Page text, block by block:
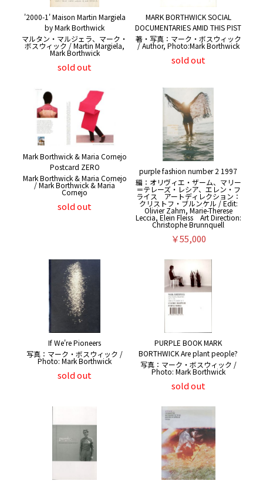
'2000-1' Maison Martin Margiela
by Mark Borthwick
マルタン・マルジェラ、マーク・
ボスウィック / Martin Margiela,
Mark Borthwick
sold out
MARK BORTHWICK SOCIAL
DOCUMENTARIES AMID THIS PIST
著・写真：マーク・ボスウィック
/ Author, Photo:Mark Borthwick
sold out
Mark Borthwick & Maria Cornejo
Postcard ZERO
Mark Borthwick & Maria Cornejo
/ Mark Borthwick & Maria
Cornejo
sold out
purple fashion number 2 1997
編：オリヴィエ・ザーム、マリー
＝テレーズ・レシア、エレン・フ
ライス アートディレクション：
クリストフ・ブルンケル / Edit:
Olivier Zahm, Marie-Therese
Leccia, Elein Fleiss Art Direction:
Christophe Brunnquell
￥55,000
If We're Pioneers
写真：マーク・ボスウィック /
Photo: Mark Borthwick
sold out
PURPLE BOOK MARK
BORTHWICK Are plant people?
写真：マーク・ボスウィック /
Photo: Mark Borthwick
sold out